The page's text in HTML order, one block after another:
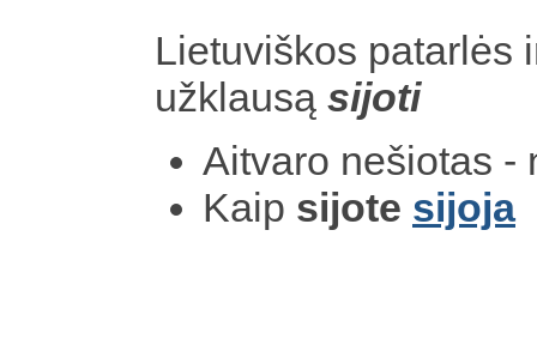
Lietuviškos patarlės
užklausą sijoti
Aitvaro nešiotas -
Kaip sijote sijoja